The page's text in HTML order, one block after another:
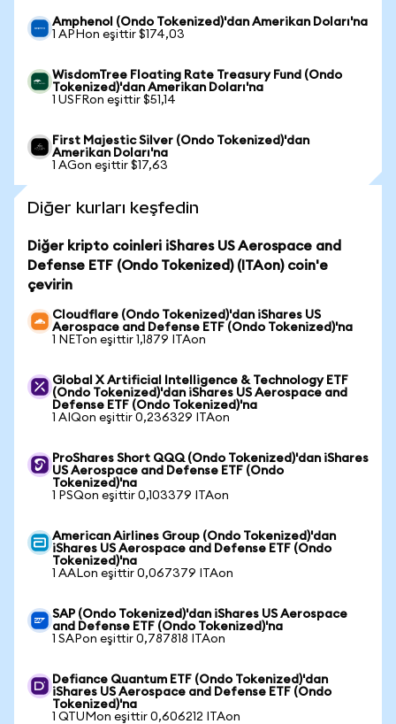
Amphenol (Ondo Tokenized)'dan Amerikan Doları'na
1 APHon eşittir $174,03
WisdomTree Floating Rate Treasury Fund (Ondo
Tokenized)'dan Amerikan Doları'na
1 USFRon eşittir $51,14
First Majestic Silver (Ondo Tokenized)'dan
Amerikan Doları'na
1 AGon eşittir $17,63
Diğer kurları keşfedin
Diğer kripto coinleri iShares US Aerospace and
Defense ETF (Ondo Tokenized) (ITAon) coin'e
çevirin
Cloudflare (Ondo Tokenized)'dan iShares US
Aerospace and Defense ETF (Ondo Tokenized)'na
1 NETon eşittir 1,1879 ITAon
Global X Artificial Intelligence & Technology ETF
(Ondo Tokenized)'dan iShares US Aerospace and
Defense ETF (Ondo Tokenized)'na
1 AIQon eşittir 0,236329 ITAon
ProShares Short QQQ (Ondo Tokenized)'dan iShares
US Aerospace and Defense ETF (Ondo
Tokenized)'na
1 PSQon eşittir 0,103379 ITAon
American Airlines Group (Ondo Tokenized)'dan
iShares US Aerospace and Defense ETF (Ondo
Tokenized)'na
1 AALon eşittir 0,067379 ITAon
SAP (Ondo Tokenized)'dan iShares US Aerospace
and Defense ETF (Ondo Tokenized)'na
1 SAPon eşittir 0,787818 ITAon
Defiance Quantum ETF (Ondo Tokenized)'dan
iShares US Aerospace and Defense ETF (Ondo
Tokenized)'na
1 QTUMon eşittir 0,606212 ITAon